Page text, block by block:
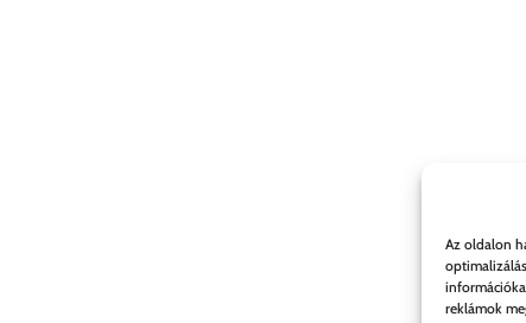
Az oldalon
reklámok